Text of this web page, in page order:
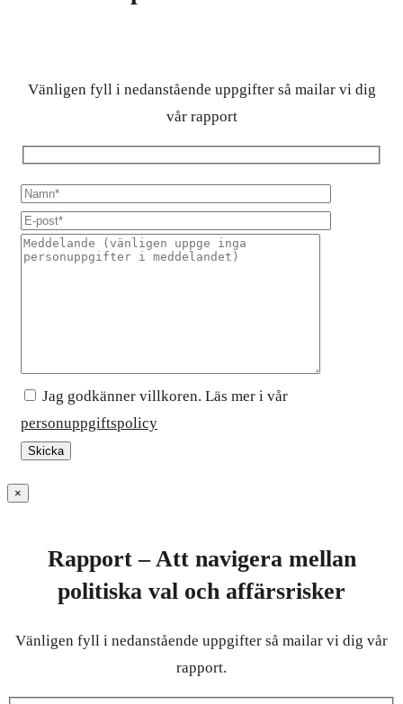
Vänligen fyll i nedanstående uppgifter så mailar vi dig
vår rapport
Jag godkänner villkoren. Läs mer i vår
personuppgiftspolicy
×
Rapport – Att navigera mellan
politiska val och affärsrisker
Vänligen fyll i nedanstående uppgifter så mailar vi dig vår
rapport.